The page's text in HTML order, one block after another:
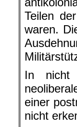
Teilen
waren.
In nicht
einer
nicht